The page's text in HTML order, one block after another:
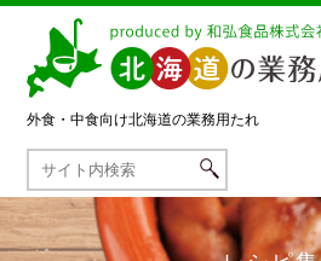
外食・中食向け北海道の業務用たれ